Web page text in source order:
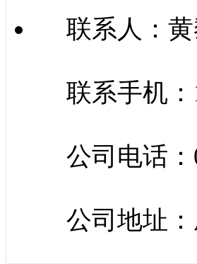
联系人：
联系手机：
公司电话：
公司地址